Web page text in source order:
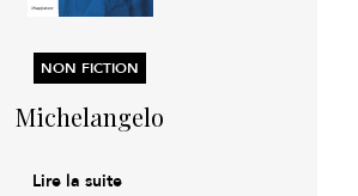
NON FICTION
Michelangelo
Lire la suite